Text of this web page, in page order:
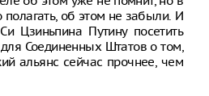
об этом не забыли. И
Цзиньпина Путину посетить
Соединенных Штатов о том,
альянс сейчас прочнее, чем